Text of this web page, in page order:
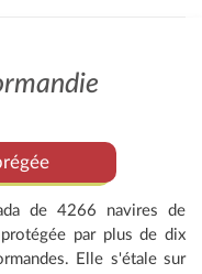
de 4266 navires de
par plus de dix
Elle s'étale sur